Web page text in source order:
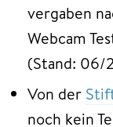
vergaben
Webcam
(Stand: 06/
Von der
noch kein